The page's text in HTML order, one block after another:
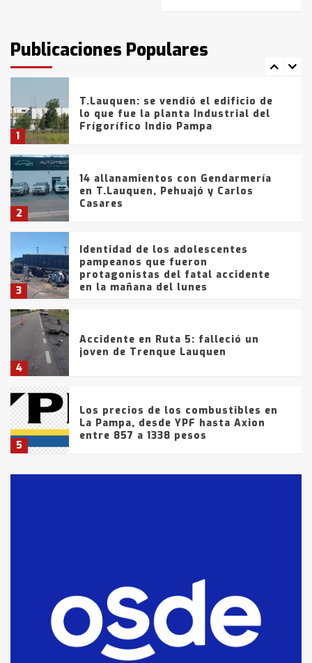
Publicaciones Populares
fueron detenidos por
comercialización de drogas en la
tarde del sábado
1
T.Lauquen: se vendió el edificio de
lo que fue la planta Industrial del
Frígorífico Indio Pampa
2
14 allanamientos con Gendarmería
en T.Lauquen, Pehuajó y Carlos
Casares
3
Identidad de los adolescentes
pampeanos que fueron
protagonistas del fatal accidente
en la mañana del lunes
4
Accidente en Ruta 5: falleció un
joven de Trenque Lauquen
5
Los precios de los combustibles en
La Pampa, desde YPF hasta Axion
entre 857 a 1338 pesos
fueron detenidos por
comercialización de drogas en la
tarde del sábado
T.Lauquen: se vendió el edificio de
lo que fue la planta Industrial del